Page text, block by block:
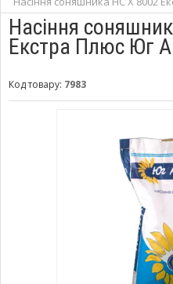
Насіння
Екстра Плюс Юг
Код товару: 7983